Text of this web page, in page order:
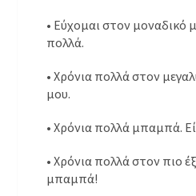
• Εύχομαι στον
πολλά.
• Χρόνια πολλά στον
μου.
• Χρόνια πολλά μπαμπά.
• Χρόνια πολλά στον πιο
μπαμπά!